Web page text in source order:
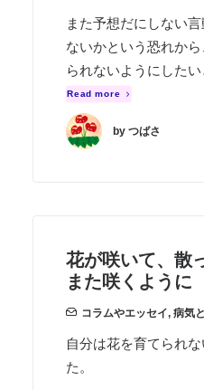
また予想だにしない
ないかという恐れか
られないようにした
Read more
by つばさ
花が咲いて、散
また咲くように
コラムやエッセイ, 病気
自分は花を育てられ
た。